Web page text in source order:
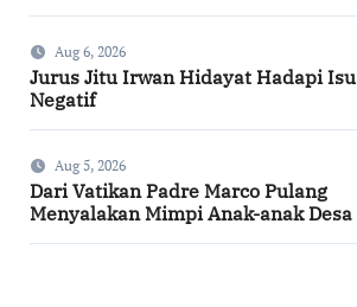
Aug 6, 2026
Jurus Jitu Irwan Hidayat Hadapi Isu
Negatif
Aug 5, 2026
Dari Vatikan Padre Marco Pulang
Menyalakan Mimpi Anak-anak Desa